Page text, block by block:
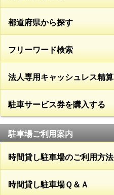
都道府県から探す
フリーワード検索
法人専用キャッシュレス精算
駐車サービス券を購入する
駐車場ご利用案内
時間貸し駐車場のご利用方法
時間貸し駐車場Ｑ＆Ａ